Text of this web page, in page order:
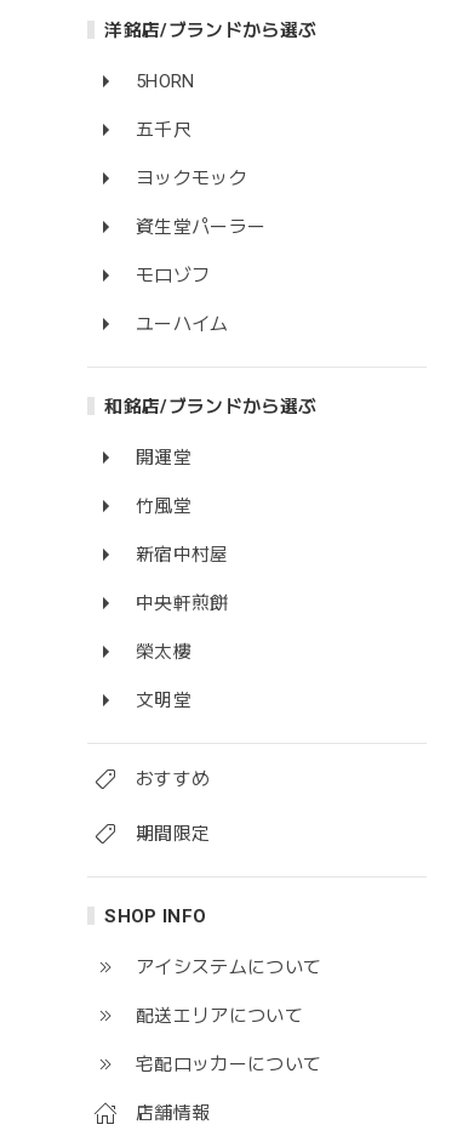
洋銘店/ブランドから選ぶ
5HORN
五千尺
ヨックモック
資生堂パーラー
モロゾフ
ユーハイム
和銘店/ブランドから選ぶ
開運堂
竹風堂
新宿中村屋
中央軒煎餅
榮太樓
文明堂
おすすめ
期間限定
SHOP INFO
アイシステムについて
配送エリアについて
宅配ロッカーについて
店舗情報